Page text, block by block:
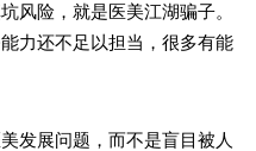
风险，就是医美江湖骗子。
力还不足以担当，很多有能
展问题，而不是盲目被人